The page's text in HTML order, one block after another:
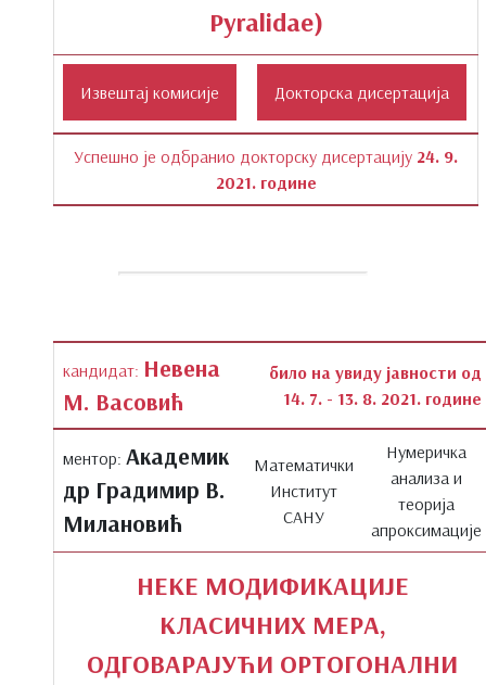
Pyralidae)
Успешно је одбранио докторску дисертацију 24. 9.
2021. године
кандидат: Невена
М. Васовић
било на увиду јавности од
14. 7. - 13. 8. 2021. године
ментор:Академик
др Градимир В.
Милановић
Математички
Институт
САНУ
Нумеричка
анализа и
теорија
апроксимације
НЕКЕ МОДИФИКАЦИЈЕ
КЛАСИЧНИХ МЕРА,
ОДГОВАРАЈУЋИ ОРТОГОНАЛНИ